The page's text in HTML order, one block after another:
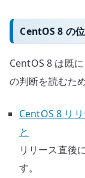
CentOS 8 の
CentOS 8 は既
の判断を読むた
CentOS 8 リ
と
リリース直後
す。